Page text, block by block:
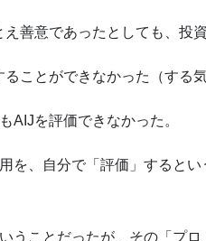
善意であったとしても、投
ことができなかった（する
AIJを評価できなかった。
を、自分で「評価」すると
うことだったが、その「プ